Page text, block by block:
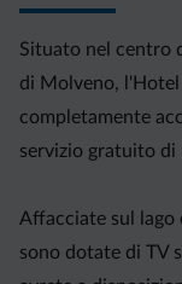
Situato nel centro
di Molveno, l'Hotel
completamente
servizio gratuito di
Affacciate sul lago
sono dotate di TV